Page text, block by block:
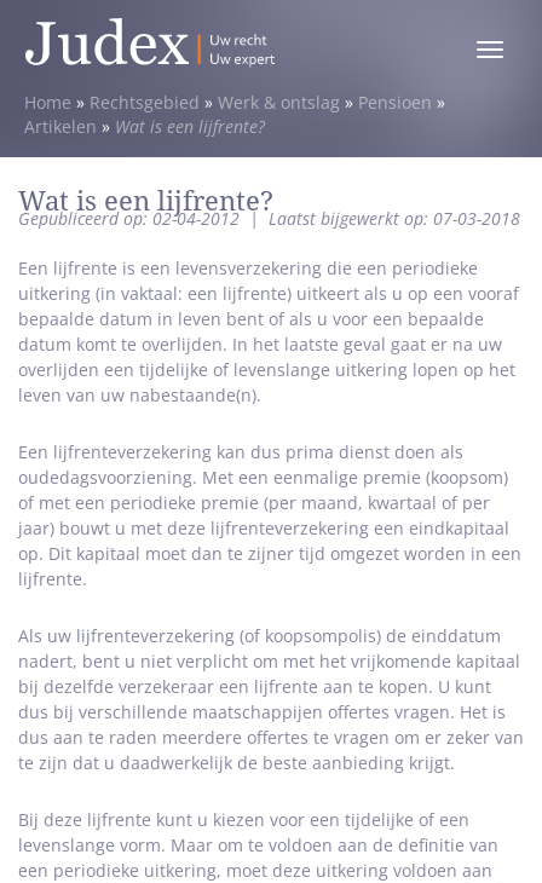
Toggle
Home » Rechtsgebied » Werk & ontslag » Pensioen »
Artikelen » Wat is een lijfrente?
Wat is een lijfrente?
Gepubliceerd op: 02-04-2012|Laatst bijgewerkt op: 07-03-2018
Een lijfrente is een levensverzekering die een periodieke
uitkering (in vaktaal: een lijfrente) uitkeert als u op een vooraf
bepaalde datum in leven bent of als u voor een bepaalde
datum komt te overlijden. In het laatste geval gaat er na uw
overlijden een tijdelijke of levenslange uitkering lopen op het
leven van uw nabestaande(n).
Een lijfrenteverzekering kan dus prima dienst doen als
oudedagsvoorziening. Met een eenmalige premie (koopsom)
of met een periodieke premie (per maand, kwartaal of per
jaar) bouwt u met deze lijfrenteverzekering een eindkapitaal
op. Dit kapitaal moet dan te zijner tijd omgezet worden in een
lijfrente.
Als uw lijfrenteverzekering (of koopsompolis) de einddatum
nadert, bent u niet verplicht om met het vrijkomende kapitaal
bij dezelfde verzekeraar een lijfrente aan te kopen. U kunt
dus bij verschillende maatschappijen offertes vragen. Het is
dus aan te raden meerdere offertes te vragen om er zeker van
te zijn dat u daadwerkelijk de beste aanbieding krijgt.
Bij deze lijfrente kunt u kiezen voor een tijdelijke of een
levenslange vorm. Maar om te voldoen aan de definitie van
een periodieke uitkering, moet deze uitkering voldoen aan